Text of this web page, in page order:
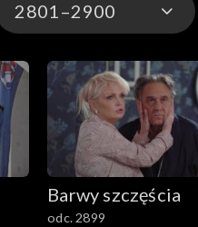
2801–2900
3301-3400
3201-3300
3101-3200
3001-3100
Barwy szczęścia
odc. 2899